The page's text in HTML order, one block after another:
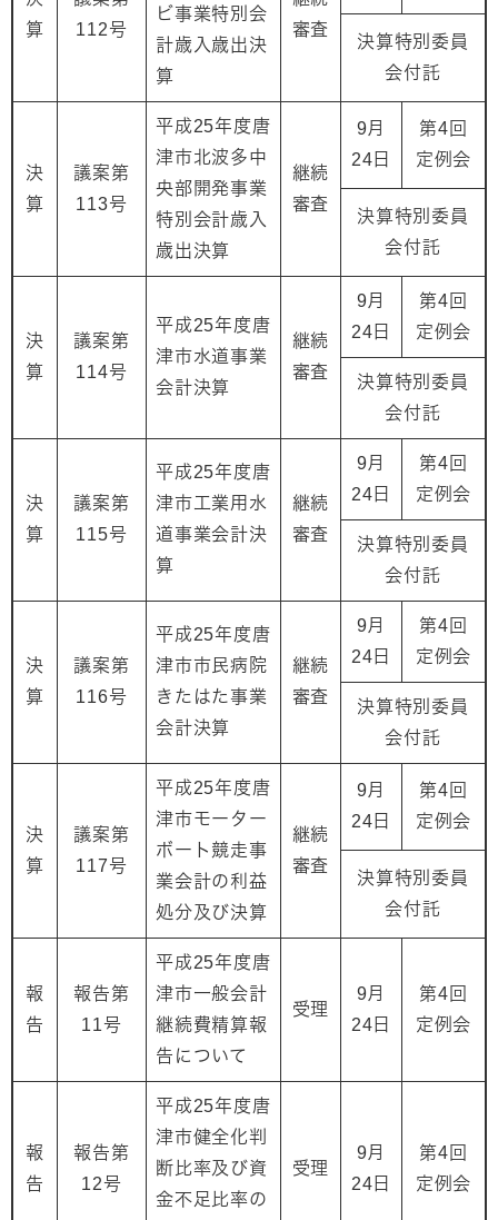
算
112号
ビ事業特別会
計歳入歳出決
算
審査
決算特別委員
会付託
決
算
議案第
113号
平成25年度唐
津市北波多中
央部開発事業
特別会計歳入
歳出決算
継続
審査
9月
24日
第4回
定例会
決算特別委員
会付託
決
算
議案第
114号
平成25年度唐
津市水道事業
会計決算
継続
審査
9月
24日
第4回
定例会
決算特別委員
会付託
決
算
議案第
115号
平成25年度唐
津市工業用水
道事業会計決
算
継続
審査
9月
24日
第4回
定例会
決算特別委員
会付託
決
算
議案第
116号
平成25年度唐
津市市民病院
きたはた事業
会計決算
継続
審査
9月
24日
第4回
定例会
決算特別委員
会付託
決
算
議案第
117号
平成25年度唐
津市モーター
ボート競走事
業会計の利益
処分及び決算
継続
審査
9月
24日
第4回
定例会
決算特別委員
会付託
報
告
報告第
11号
平成25年度唐
津市一般会計
継続費精算報
告について
受理
9月
24日
第4回
定例会
報
告
報告第
12号
平成25年度唐
津市健全化判
断比率及び資
金不足比率の
受理
9月
24日
第4回
定例会